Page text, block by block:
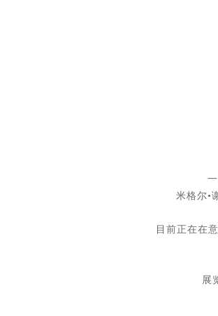
米格尔•
目前正在在
展